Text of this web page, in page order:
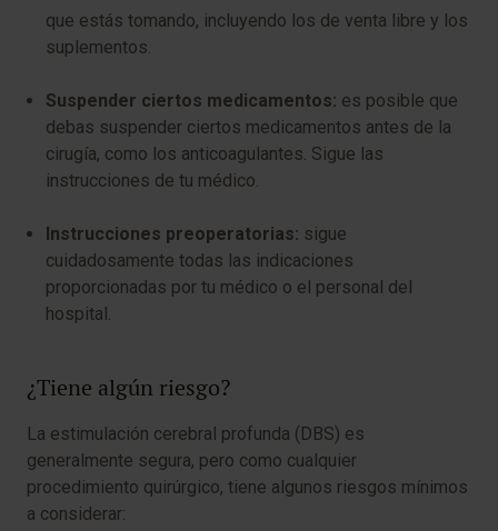
que estás tomando, incluyendo los de venta libre y los
suplementos.
Suspender ciertos medicamentos: es posible que
debas suspender ciertos medicamentos antes de la
cirugía, como los anticoagulantes. Sigue las
instrucciones de tu médico.
Instrucciones preoperatorias: sigue
cuidadosamente todas las indicaciones
proporcionadas por tu médico o el personal del
hospital.
¿Tiene algún riesgo?
La estimulación cerebral profunda (DBS) es
generalmente segura, pero como cualquier
procedimiento quirúrgico, tiene algunos riesgos mínimos
a considerar: